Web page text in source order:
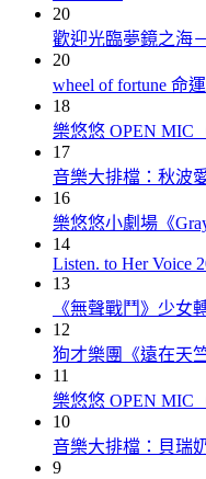
20
歡迎光臨夢鏡之海
20
wheel of fortune 命
18
樂悠悠 OPEN MIC
17
音樂大排檔：秋波
16
樂悠悠小劇場《
14
Listen. to Her Voice
13
《無聲戰鬥》少女
12
狗才樂團《遠在天
11
樂悠悠 OPEN MIC
10
音樂大排檔：貝瑞
9